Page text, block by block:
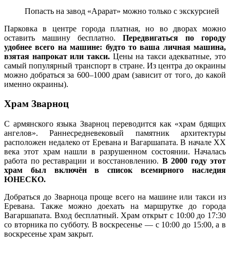
Попасть на завод «Арарат» можно только с экскурсией
Парковка в центре города платная, но во дворах можно
оставить машину бесплатно. Передвигаться по городу
удобнее всего на машине: будто то ваша личная машина,
взятая напрокат или такси.Цены на такси адекватные, это
самый популярный транспорт в стране. Из центра до окраины
можно добраться за 600–1000 драм (зависит от того, до какой
именно окраины).
Храм Зварноц
С армянского языка Зварноц переводится как «храм бдящих
ангелов». Раннесредневековый памятник архитектуры
расположен недалеко от Еревана и Вагаршапата. В начале XX
века этот храм нашли в разрушенном состоянии. Началась
работа по реставрации и восстановлению. В 2000 году этот
храм был включён в список всемирного наследия
ЮНЕСКО.
Добраться до Зварноца проще всего на машине или такси из
Еревана. Также можно доехать на маршрутке до города
Вагаршапата. Вход бесплатный. Храм открыт с 10:00 до 17:30
со вторника по субботу. В воскресенье — с 10:00 до 15:00, а в
воскресенье храм закрыт.